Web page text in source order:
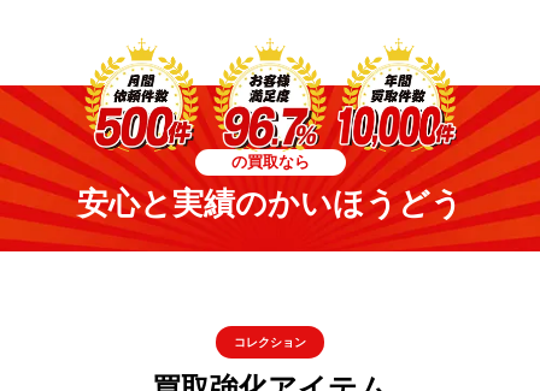
の買取なら
安心と実績のかいほうどう
コレクション